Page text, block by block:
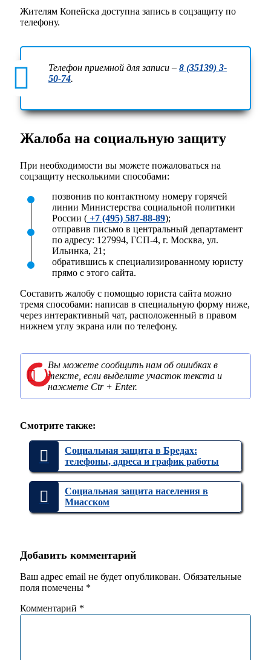
Жителям Копейска доступна запись в соцзащиту по
телефону.
Телефон приемной для записи – 8 (35139) 3-
50-74.
Жалоба на социальную защиту
При необходимости вы можете пожаловаться на
соцзащиту несколькими способами:
позвонив по контактному номеру горячей
линии Министерства социальной политики
России ( +7 (495) 587-88-89);
отправив письмо в центральный департамент
по адресу: 127994, ГСП-4, г. Москва, ул.
Ильинка, 21 ;
обратившись к специализированному юристу
прямо с этого сайта.
Составить жалобу с помощью юриста сайта можно
тремя способами: написав в специальную форму ниже,
через интерактивный чат, расположенный в правом
нижнем углу экрана или по телефону.
Вы можете сообщить нам об ошибках в
тексте, если выделите участок текста и
нажмете Ctr + Enter.
Смотрите также:
Социальная защита в Бредах:
телефоны, адреса и график работы
Социальная защита населения в
Миасском
Добавить комментарий
Ваш адрес email не будет опубликован. Обязательные
поля помечены *
Комментарий *